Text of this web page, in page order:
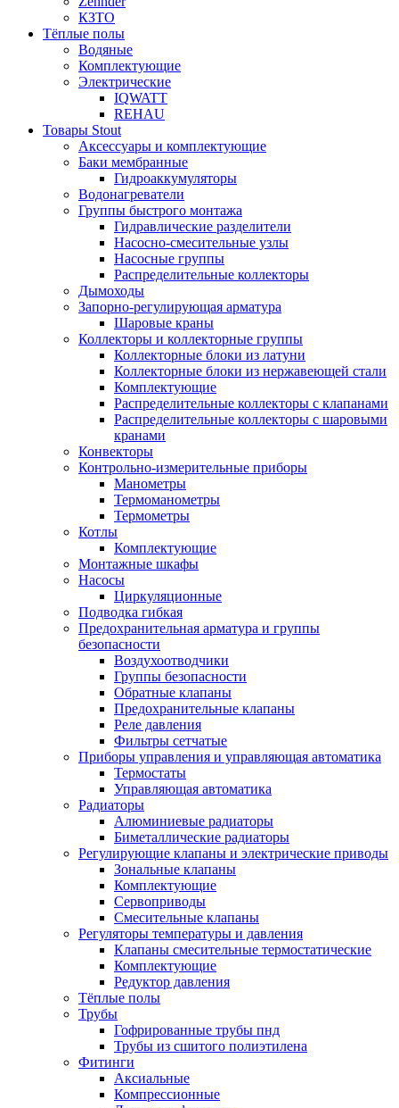
КЗТО
Тёплые полы
Водяные
Комплектующие
Электрические
IQWATT
REHAU
Товары Stout
Аксессуары и комплектующие
Баки мембранные
Гидроаккумуляторы
Водонагреватели
Группы быстрого монтажа
Гидравлические разделители
Насосно-смесительные узлы
Насосные группы
Распределительные коллекторы
Дымоходы
Запорно-регулирующая арматура
Шаровые краны
Коллекторы и коллекторные группы
Коллекторные блоки из латуни
Коллекторные блоки из нержавеющей стали
Комплектующие
Распределительные коллекторы с клапанами
Распределительные коллекторы с шаровыми
кранами
Конвекторы
Контрольно-измерительные приборы
Манометры
Термоманометры
Термометры
Котлы
Комплектующие
Монтажные шкафы
Насосы
Циркуляционные
Подводка гибкая
Предохранительная арматура и группы
безопасности
Воздухоотводчики
Группы безопасности
Обратные клапаны
Предохранительные клапаны
Реле давления
Фильтры сетчатые
Приборы управления и управляющая автоматика
Термостаты
Управляющая автоматика
Радиаторы
Алюминиевые радиаторы
Биметаллические радиаторы
Регулирующие клапаны и электрические приводы
Зональные клапаны
Комплектующие
Сервоприводы
Смесительные клапаны
Регуляторы температуры и давления
Клапаны смесительные термостатические
Комплектующие
Редуктор давления
Тёплые полы
Трубы
Гофрированные трубы пнд
Трубы из сшитого полиэтилена
Фитинги
Аксиальные
Компрессионные